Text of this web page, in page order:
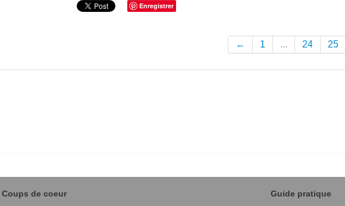
Enregistrer
← 1 ... 24 25
Coups de coeur Guide pratique